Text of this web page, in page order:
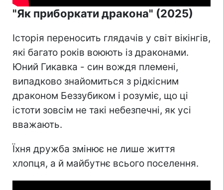
"Як приборкати дракона" (2025)
Історія переносить глядачів у світ вікінгів,
які багато років воюють із драконами.
Юний Гикавка - син вождя племені,
випадково знайомиться з рідкісним
драконом Беззубиком і розуміє, що ці
істоти зовсім не такі небезпечні, як усі
вважають.
Їхня дружба змінює не лише життя
хлопця, а й майбутнє всього поселення.